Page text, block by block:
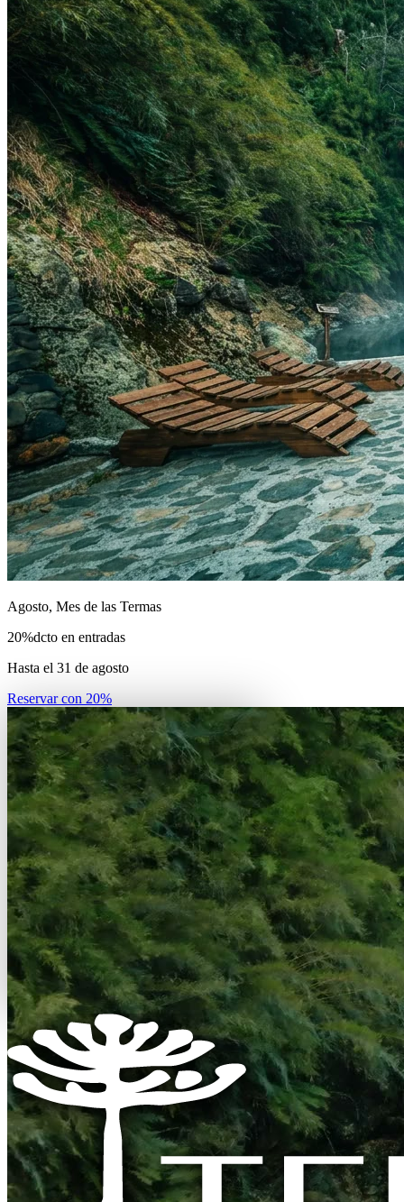
Agosto, Mes de las Termas
20%dcto en entradas
Hasta el 31 de agosto
Reservar con 20%